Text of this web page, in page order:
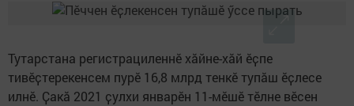
Тутарстана регистрациленнӗ хӑйне-хӑй ӗҫпе
тивӗҫтерекенсем пурӗ 16,8 млрд тенкӗ тупӑш ӗҫлесе
илнӗ. Ҫакӑ 2021 ҫулхи январӗн 11-мӗшӗ тӗлне вӗсен